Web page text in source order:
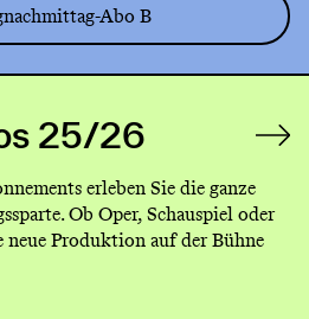
Abo B
25/26
erleben Sie die ganze
Ob Oper, Schauspiel oder
neue Produktion auf der Bühne